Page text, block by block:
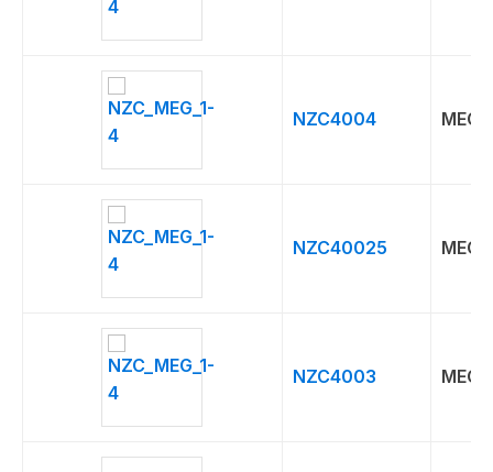
NZC4004 MEG
NZC40025 MEG
NZC4003 MEG